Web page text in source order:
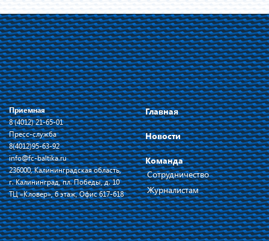
Приемная
8 (4012) 21-65-01
Пресс-служба
8(4012)95-63-92
info@fc-baltika.ru
236000, Калининградская область,
г. Калининград, пл. Победы, д. 10
ТЦ «Кловер», 6 этаж, Офис 617-618
Главная
Новости
Команда
Сотрудничество
Журналистам